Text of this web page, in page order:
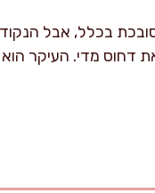
בכלל, אבל
דחוס מדי. העיקר